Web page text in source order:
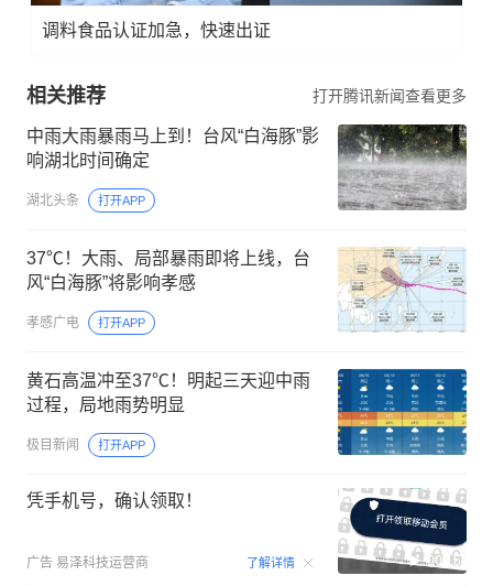
调料食品认证加急，快速出证
相关推荐 打开腾讯新闻查看更多
中雨大雨暴雨马上到！台风“白海豚”影
响湖北时间确定
湖北头条 打开APP
37℃！大雨、局部暴雨即将上线，台
风“白海豚”将影响孝感
孝感广电 打开APP
黄石高温冲至37℃！明起三天迎中雨
过程，局地雨势明显
极目新闻 打开APP
凭手机号，确认领取！
广告 易泽科技运营商 了解详情 00:15